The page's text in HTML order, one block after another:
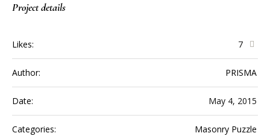
Project details
Likes: 7
Author: PRISMA
Date: May 4, 2015
Categories: Masonry Puzzle